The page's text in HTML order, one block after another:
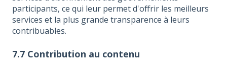
participants, ce qui leur permet d'offrir les meilleurs
services et la plus grande transparence à leurs
contribuables.
7.7 Contribution au contenu